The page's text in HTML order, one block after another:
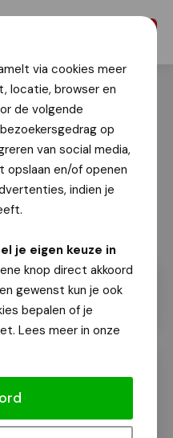
via cookies meer
locatie, browser en
de volgende
op
van social media,
opslaan en/of openen
indien je
je eigen keuze in
knop direct akkoord
gewenst kun je ook
bepalen of je
Lees meer in onze
op Buurderij De